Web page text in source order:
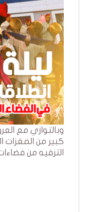
وبالتوازي مع
كبير من
الترفيه من